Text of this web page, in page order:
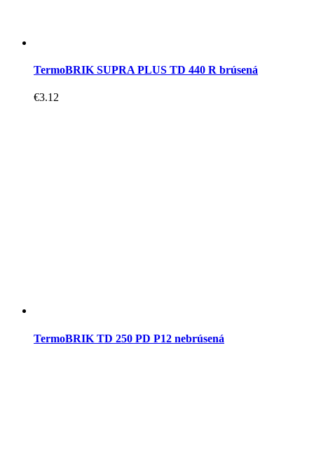
TermoBRIK SUPRA PLUS TD 440 R brúsená
€3.12
TermoBRIK TD 250 PD P12 nebrúsená